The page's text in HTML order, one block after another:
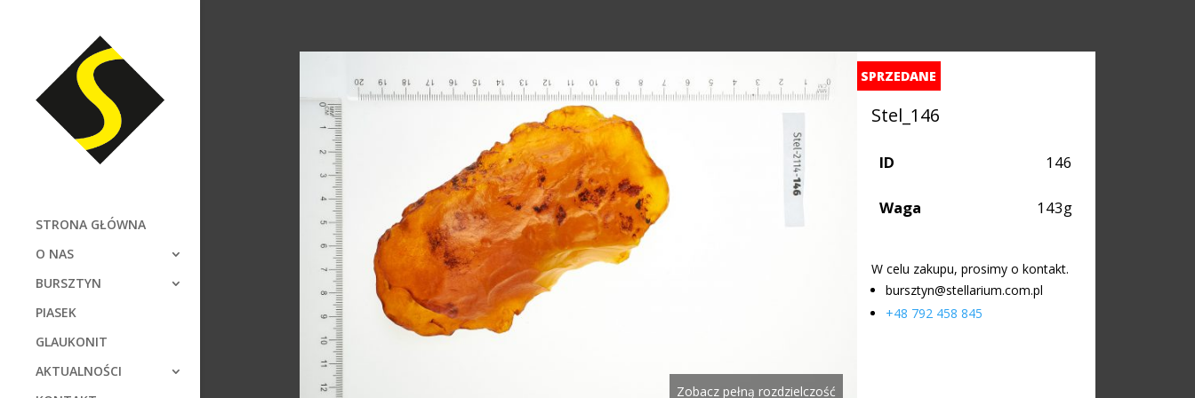
STRONA GŁÓWNA
O NAS
BURSZTYN
PIASEK
GLAUKONIT
AKTUALNOŚCI
Zobacz pełną rozdzielczość
SPRZEDANE
Stel_146
ID 146
Waga 143g
W celu zakupu, prosimy o kontakt.
bursztyn@stellarium.com.pl
+48 792 458 845